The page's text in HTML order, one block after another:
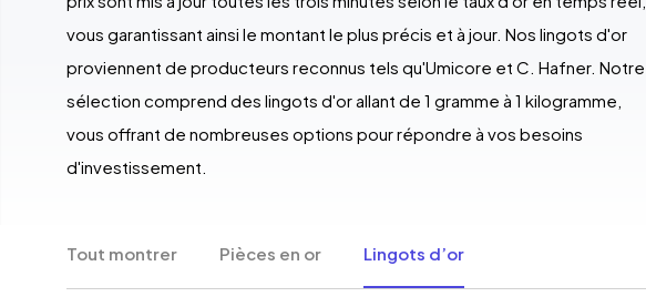
vous garantissant ainsi le montant le plus précis et à jour. Nos lingots d'or
proviennent de producteurs reconnus tels qu'Umicore et C. Hafner. Notre
sélection comprend des lingots d'or allant de 1 gramme à 1 kilogramme,
vous offrant de nombreuses options pour répondre à vos besoins
d'investissement.
Tout montrer Pièces en or Lingots d’or